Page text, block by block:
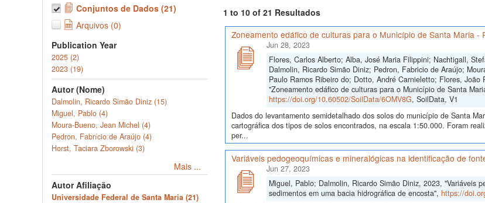
Conjuntos de Dados (21)
Arquivos (0)
Publication Year
2025 (2)
2023 (19)
Autor (Nome)
Dalmolin, Ricardo Simão Diniz (15)
Miguel, Pablo (4)
Moura-Bueno, Jean Michel (4)
Pedron, Fabrício de Araújo (4)
Horst, Taciara Zborowski (3)
Mais ...
Autor Afiliação
Universidade Federal de Santa Maria (21)
1 to 10 of 21 Resultados
Zoneamento edáfico de culturas para o Município de Santa Maria -
Jun 28, 2023
Flores, Carlos Alberto; Alba, José Maria Filippini; Nachtigall,
Dalmolin, Ricardo Simão Diniz; Pedron, Fabricio de Araújo;
Paulo Ramos Ribeiro do; Dotto, André Carnieletto; Flores,
"Zoneamento edáfico de culturas para o Município de Santa
https://doi.org/10.60502/SoilData/6OMV8G, SoilData, V1
Dados do levantamento semidetalhado dos solos do município de Santa
cartográfica dos tipos de solos encontrados, na escala 1:50.000. Foram
per...
Variáveis pedogeoquímicas e mineralógicas na identificação de
Jun 27, 2023
Miguel, Pablo; Dalmolin, Ricardo Simão Diniz, 2023, "Variáveis
sedimentos em uma bacia hidrográfica de encosta", https://